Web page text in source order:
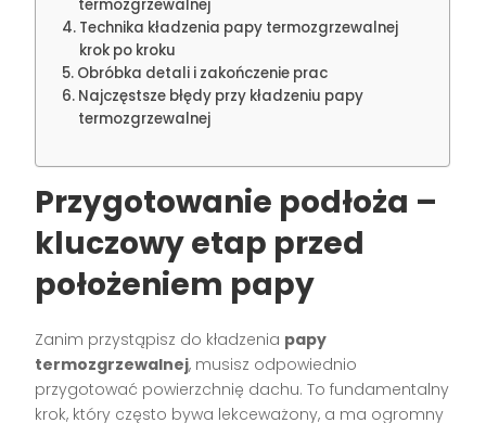
termozgrzewalnej
Technika kładzenia papy termozgrzewalnej
krok po kroku
Obróbka detali i zakończenie prac
Najczęstsze błędy przy kładzeniu papy
termozgrzewalnej
Przygotowanie podłoża –
kluczowy etap przed
położeniem papy
Zanim przystąpisz do kładzenia papy
termozgrzewalnej, musisz odpowiednio
przygotować powierzchnię dachu. To fundamentalny
krok, który często bywa lekceważony, a ma ogromny